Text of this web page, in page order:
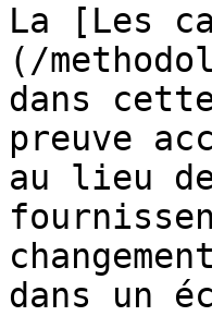
La [Les
(/
dans
preuve
au lieu
dans un